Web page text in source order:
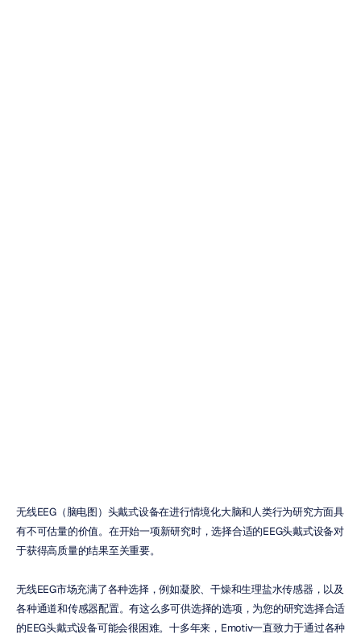
无线EEG（脑电图）头戴式设备在进行情境化大脑和人类行为研究方面具
有不可估量的价值。在开始一项新研究时，选择合适的EEG头戴式设备对
于获得高质量的结果至关重要。
无线EEG市场充满了各种选择，例如凝胶、干燥和生理盐水传感器，以及
各种通道和传感器配置。有这么多可供选择的选项，为您的研究选择合适
的EEG头戴式设备可能会很困难。十多年来，Emotiv一直致力于通过各种